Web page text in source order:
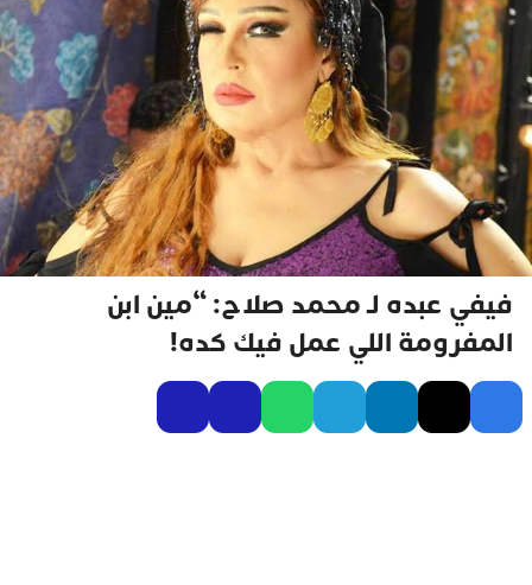
فيفي عبده لـ محمد صلاح: “مين ابن
المفرومة اللي عمل فيك كده!